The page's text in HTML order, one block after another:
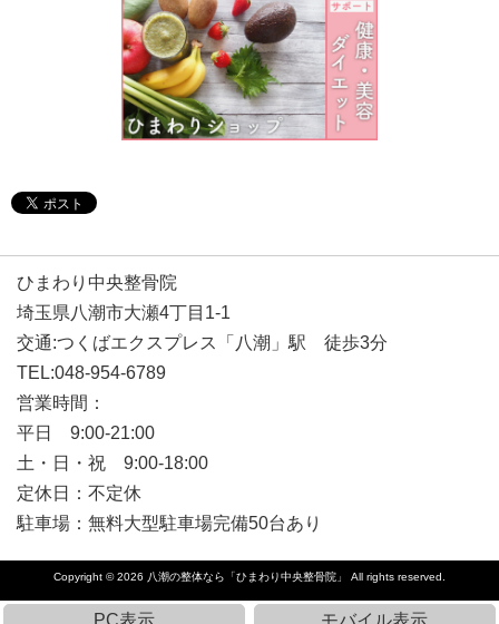
ひまわり中央整骨院
埼玉県八潮市大瀬4丁目1-1
交通:つくばエクスプレス「八潮」駅 徒歩3分
TEL:048-954-6789
営業時間：
平日 9:00-21:00
土・日・祝 9:00-18:00
定休日：不定休
駐車場：無料大型駐車場完備50台あり
Copyright © 2026 八潮の整体なら「ひまわり中央整骨院」 All rights reserved.
PC表示 モバイル表示